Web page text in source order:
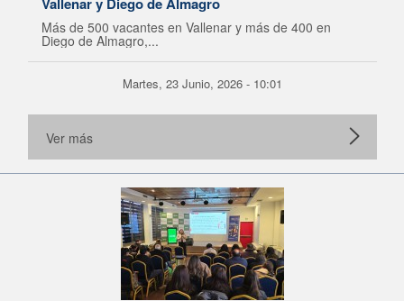
Más de 500 vacantes en Vallenar y más de 400 en
Diego de Almagro,...
Martes, 23 Junio, 2026 - 10:01
Ver más